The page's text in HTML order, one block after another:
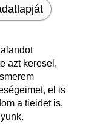
azt keresel,
el is
a tieidet is,